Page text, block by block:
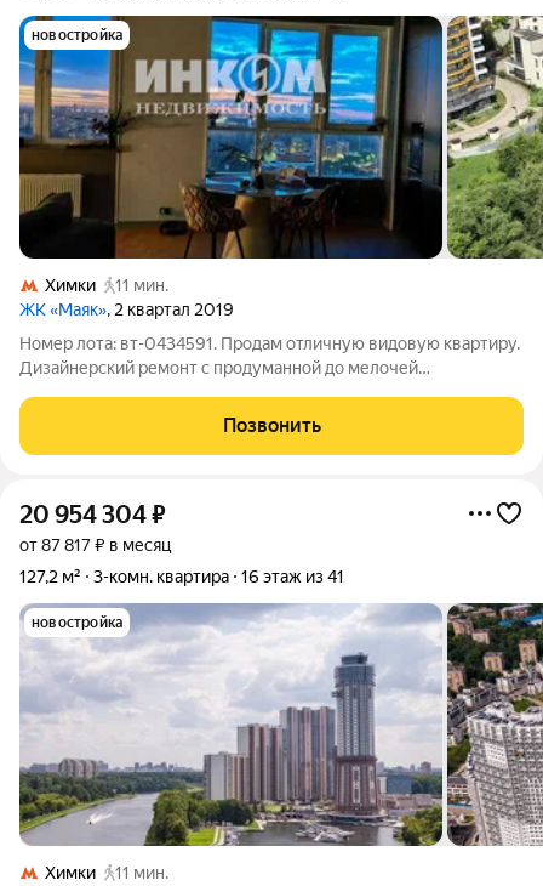
новостройка
Химки
11 мин.
ЖК «Маяк», 2 квартал 2019
Номер лота: вт-0434591. Продам отличную видовую квартиру.
Дизайнерский ремонт с продуманной до мелочей
Квартира находится на 24 этаже с прекрасным панорамным
видом на Москву-реку. В доме 4 лифта.
Позвонить
20 954 304₽
от 87 817 ₽ в месяц
127,2 м²
3-комн. квартира 16 этаж из 41
новостройка
Химки
11 мин.